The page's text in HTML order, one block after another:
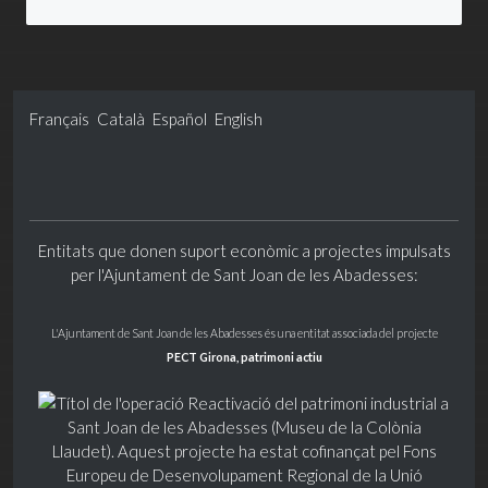
Français Català Español English
Entitats que donen suport econòmic a projectes impulsats
per l'Ajuntament de Sant Joan de les Abadesses:
L'Ajuntament de Sant Joan de les Abadesses és una entitat associada del projecte
PECT Girona, patrimoni actiu